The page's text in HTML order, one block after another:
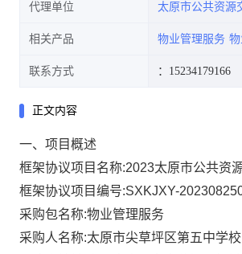
代理单位 太原市公共资源
相关产品 物业管理服务
联系方式 ：15234179166
正文内容
一、项目概述
框架协议项目名称:2023太原市公共资
框架协议项目编号:SXKJXY-
采购包名称:物业管理服务
采购人名称:太原市尖草坪区第五中学校